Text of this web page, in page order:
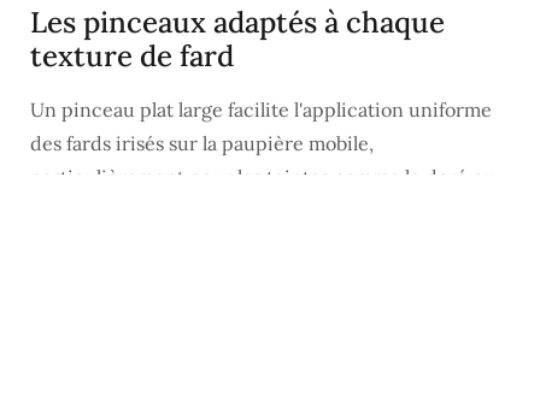
Les pinceaux adaptés à chaque
texture de fard
Un pinceau plat large facilite l'application uniforme
des fards irisés sur la paupière mobile,
particulièrement pour les teintes comme le doré ou